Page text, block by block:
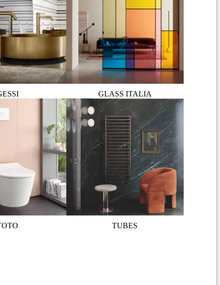
GLASS ITALIA
TUBES